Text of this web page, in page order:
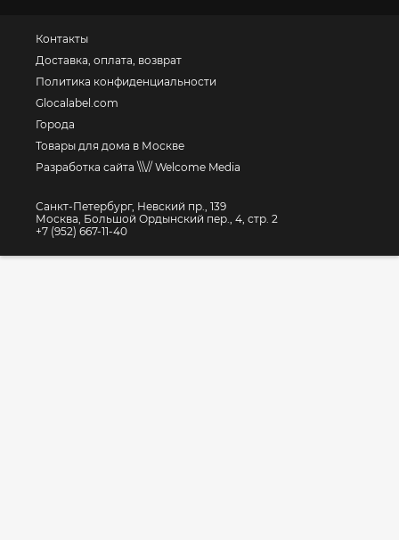
Контакты
Доставка, оплата, возврат
Политика конфиденциальности
Glocalabel.com
Города
Товары для дома в Москве
Разработка сайта \\\// Welcome Media
Санкт-Петербург, Невский пр., 139
Москва, Большой Ордынский пер., 4, стр. 2
+7 (952) 667-11-40